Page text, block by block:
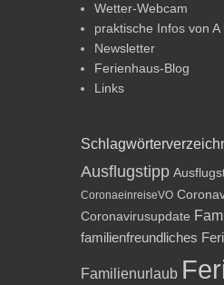
Wetter-Webcam
praktische Infos von A
Newsletter
Ferienhaus-Blog
Links
Ausflugstipp
CoronaeinreiseVO
Coronavirusupdate
familienfreundliches
Familienurlaub